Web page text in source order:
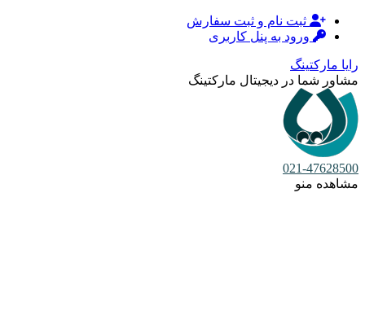
ثبت نام و ثبت سفارش
ورود به پنل کاربری
رایا مارکتینگ
مشاور شما در دیجیتال مارکتینگ
021-47628500
مشاهده منو